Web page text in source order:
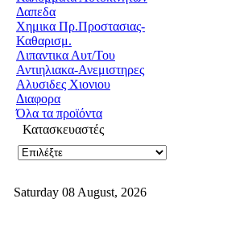
Δαπεδα
Χημικα Πρ.Προστασιας-
Καθαρισμ.
Λιπαντικα Αυτ/Του
Αντιηλιακα-Ανεμιστηρες
Αλυσιδες Χιονιου
Διαφορα
Όλα τα προϊόντα
Κατασκευαστές
Saturday 08 August, 2026